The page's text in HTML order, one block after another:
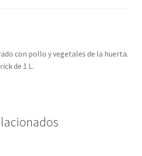
con pollo y vegetales de la huerta.
de 1 L.